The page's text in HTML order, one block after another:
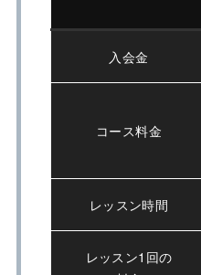
入会金
コース料金
レッスン時間
レッスン1回の